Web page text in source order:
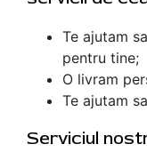
Te ajutam
pentru tine;
O livram
Te ajutam
Serviciul